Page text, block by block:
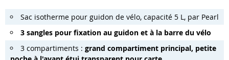
Sac isotherme pour guidon de vélo, capacité 5 L, par Pearl
3 sangles pour fixation au guidon et à la barre du vélo
3 compartiments : grand compartiment principal, petite